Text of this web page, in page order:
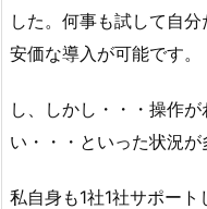
した。何事も試して自
安価な導入が可能です。
し、しかし・・・操作
い・・・といった状況が
私自身も1社1社サポー